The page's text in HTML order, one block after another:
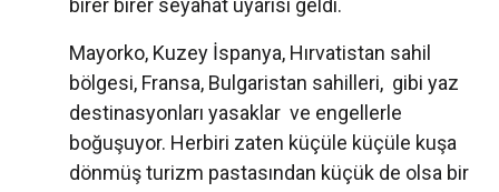
birer birer seyahat uyarısı geldi.
Mayorko, Kuzey İspanya, Hırvatistan sahil
bölgesi, Fransa, Bulgaristan sahilleri, gibi yaz
destinasyonları yasaklar ve engellerle
boğuşuyor. Herbiri zaten küçüle küçüle kuşa
dönmüş turizm pastasından küçük de olsa bir